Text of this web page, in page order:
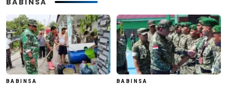
BABINSA BABINSA